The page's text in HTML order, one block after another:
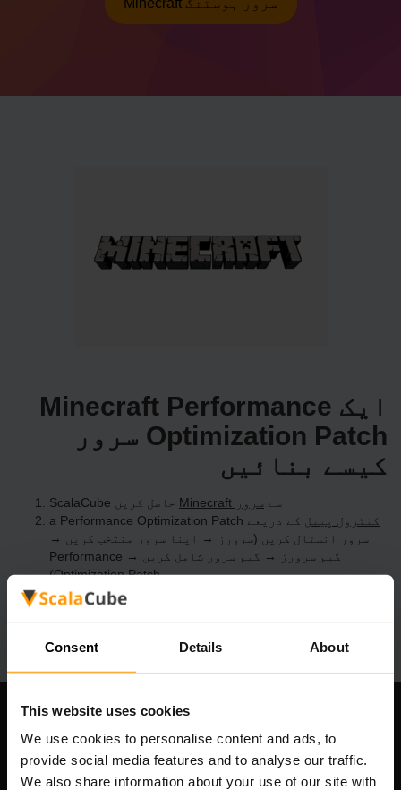
Consent Details About
This website uses cookies
We use cookies to personalise content and ads, to
provide social media features and to analyse our traffic.
We also share information about your use of our site with
Minecraft سرور ہوسٹنگ
ایک Minecraft Performance
Optimization Patch سرور
کیسے بنائیں
ScalaCube سے Minecraft سرور
حاصل کریں
کنٹرول پینل
کے ذریعے a Performance Optimization Patch
سرور انسٹال کریں (سرورز → اپنا سرور منتخب کریں →
گیم سرورز → گیم سرور شامل کریں → Performance
Optimization Patch)
سرور پر کھیلنے کا مزہ لیں!